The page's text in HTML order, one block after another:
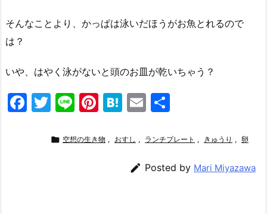
そんなことより、かっぱは泳いだほうがお魚とれるので
は？
いや、はやく泳がないと頭のお皿が乾いちゃう？
F
T
itt
Li
e
Pi
er
H
e
a
E
ai
l
 空想の生き物 , おすし , ランチプレート , きゅうり , 卵
 Posted by Mari Miyazawa